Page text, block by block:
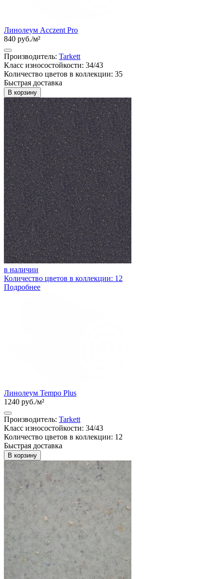
Линолеум Acczent Pro
840 руб./м²
Производитель: Tarkett
Класс износостойкости: 34/43
Количество цветов в коллекции: 35
Быстрая доставка
В корзину
в наличии
Количество цветов в коллекции: 12
Подробнее
Линолеум Tempo Plus
1240 руб./м²
Производитель: Tarkett
Класс износостойкости: 34/43
Количество цветов в коллекции: 12
Быстрая доставка
В корзину